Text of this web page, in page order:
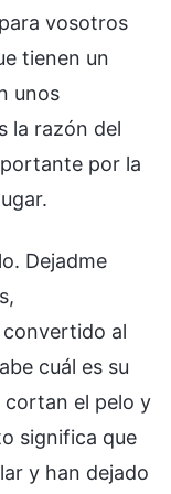
vosotros
tienen un
unos
la razón del
por la
Dejadme
convertido al
cuál es su
cortan el pelo y
significa que
y han dejado